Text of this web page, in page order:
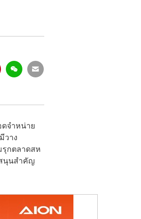
ดจำหน่าย
วาง
รุกตลาดสห
นุนสำคัญ